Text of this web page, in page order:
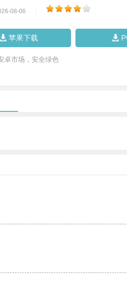
08-06
苹果下载
卓市场，安全绿色